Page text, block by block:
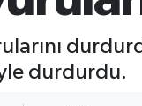
durdurdu.